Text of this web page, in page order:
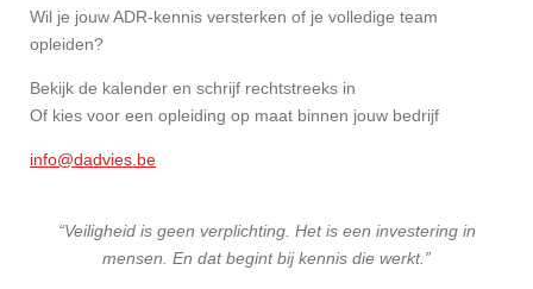
Wil je jouw ADR-kennis versterken of je volledige team
opleiden?
Bekijk de kalender en schrijf rechtstreeks in
Of kies voor een opleiding op maat binnen jouw bedrijf
info@dadvies.be
“Veiligheid is geen verplichting. Het is een investering in
mensen. En dat begint bij kennis die werkt.”